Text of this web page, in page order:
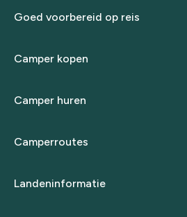
Goed voorbereid op reis
Camper kopen
Camper huren
Camperroutes
Landeninformatie